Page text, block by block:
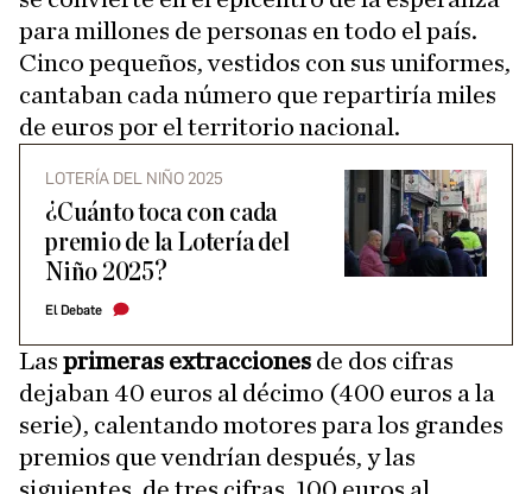
para millones de personas en todo el país.
Cinco pequeños, vestidos con sus uniformes,
cantaban cada número que repartiría miles
de euros por el territorio nacional.
LOTERÍA DEL NIÑO 2025
¿Cuánto toca con cada
premio de la Lotería del
Niño 2025?
El Debate
Las primeras extracciones de dos cifras
dejaban 40 euros al décimo (400 euros a la
serie), calentando motores para los grandes
premios que vendrían después, y las